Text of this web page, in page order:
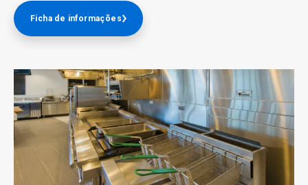
Ficha de informações